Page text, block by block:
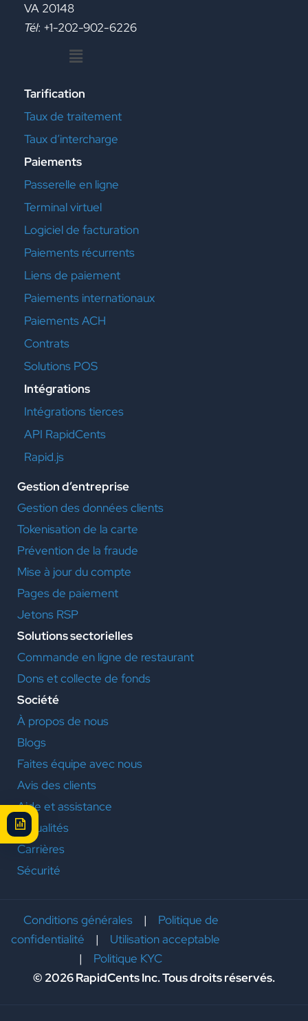
VA 20148
Tél: +1-202-902-6226
Menu
Tarification
Taux de traitement
Taux d’intercharge
Paiements
Passerelle en ligne
Terminal virtuel
Logiciel de facturation
Paiements récurrents
Liens de paiement
Paiements internationaux
Paiements ACH
Contrats
Solutions POS
Intégrations
Intégrations tierces
API RapidCents
Rapid.js
Gestion d’entreprise
Gestion des données clients
Tokenisation de la carte
Prévention de la fraude
Mise à jour du compte
Pages de paiement
Jetons RSP
Solutions sectorielles
Commande en ligne de restaurant
Dons et collecte de fonds
Société
À propos de nous
Blogs
Faites équipe avec nous
Avis des clients
Aide et assistance
Actualités
Carrières
Sécurité
Conditions générales| Politique de
confidentialité | Utilisation acceptable
| Politique KYC
© 2026 RapidCents Inc. Tous droits réservés.